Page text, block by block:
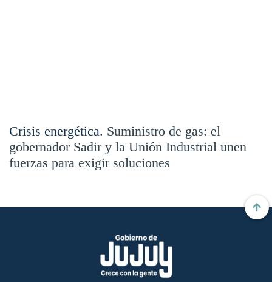
Crisis energética. Suministro de gas: el
gobernador Sadir y la Unión Industrial unen
fuerzas para exigir soluciones